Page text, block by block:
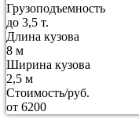
Грузоподъемность
до 3,5 т.
Длина кузова
8 м
Ширина кузова
2,5 м
Стоимость/руб.
от 6200